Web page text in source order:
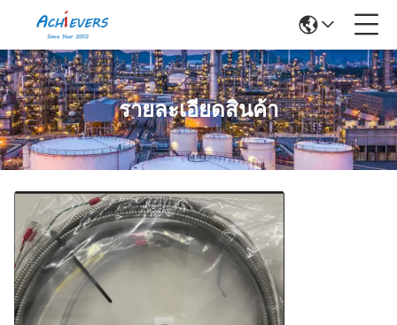
รายละเอียดสินค้า